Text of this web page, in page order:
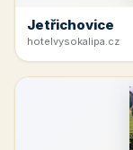
Jetřichovice
hotelvysokalipa.cz